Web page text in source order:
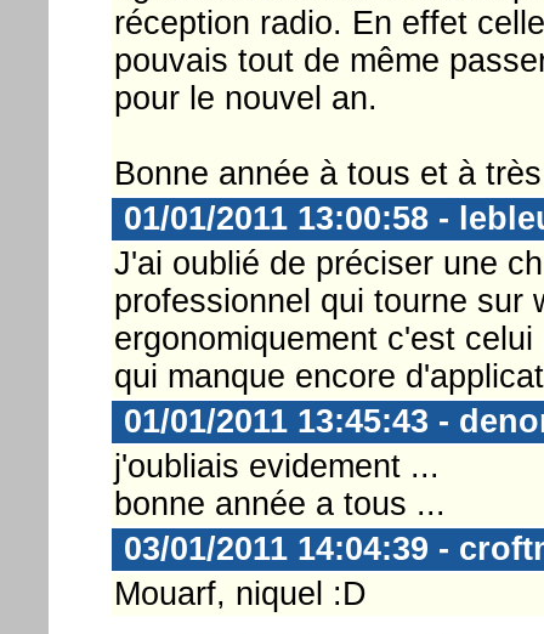
réception radio. En effet
pouvais tout de même
pour le nouvel an.
Bonne année à tous et à
01/01/2011 13:00:58 -
J'ai oublié de préciser une
professionnel qui tourne sur
ergonomiquement c'est
qui manque encore
01/01/2011 13:45:43 -
j'oubliais evidement ...
bonne année a tous ...
03/01/2011 14:04:39 -
Mouarf, niquel :D